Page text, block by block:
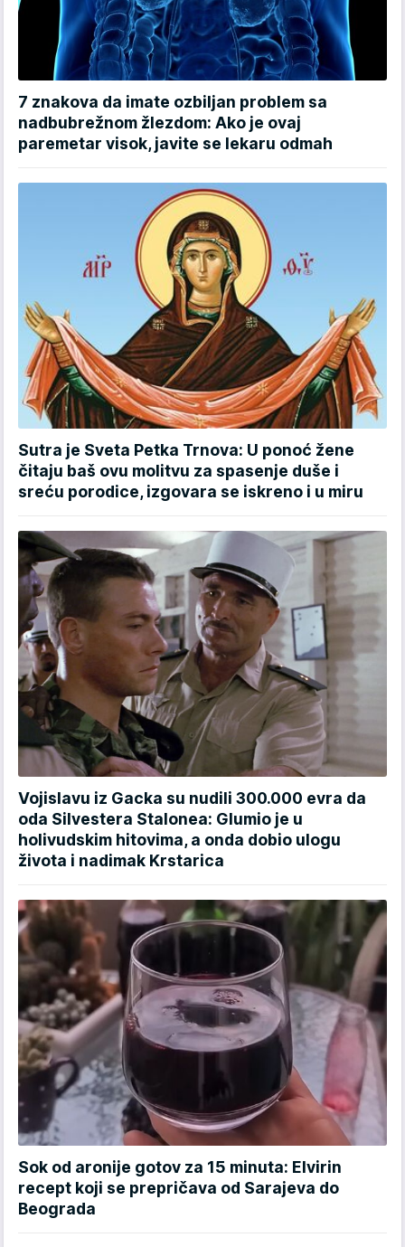
7 znakova da imate ozbiljan problem sa
nadbubrežnom žlezdom: Ako je ovaj
paremetar visok, javite se lekaru odmah
Sutra je Sveta Petka Trnova: U ponoć žene
čitaju baš ovu molitvu za spasenje duše i
sreću porodice, izgovara se iskreno i u miru
Vojislavu iz Gacka su nudili 300.000 evra da
oda Silvestera Stalonea: Glumio je u
holivudskim hitovima, a onda dobio ulogu
života i nadimak Krstarica
Sok od aronije gotov za 15 minuta: Elvirin
recept koji se prepričava od Sarajeva do
Beograda